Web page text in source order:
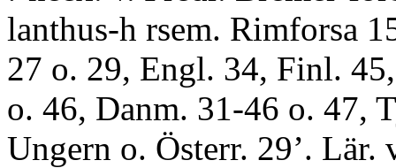
lanthus-h rsem. Rimforsa
27 o. 29, Engl. 34, Finl.
o. 46, Danm. 31-46 o. 47,
Ungern o. Österr. 29’. Lär.